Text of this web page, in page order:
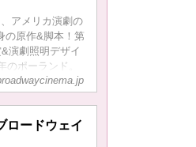
アメリカ演劇の
の原作&脚本！第
演劇照明デザイ
ポーランド。
た「復讐の神」
るために、演劇
ロードウェイ